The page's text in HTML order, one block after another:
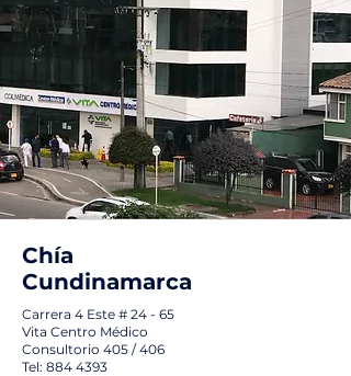
Chía
Cundinamarca
Carrera 4 Este # 24 - 65
Vita Centro Médico
Consultorio 405 / 406
Tel: 884 4393